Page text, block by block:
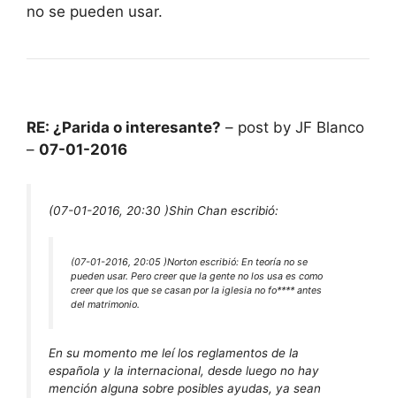
no se pueden usar.
RE: ¿Parida o interesante? – post by JF Blanco
– 07-01-2016
(07-01-2016, 20:30 )Shin Chan escribió:
(07-01-2016, 20:05 )Norton escribió: En teoría no se
pueden usar. Pero creer que la gente no los usa es como
creer que los que se casan por la iglesia no fo**** antes
del matrimonio.
En su momento me leí los reglamentos de la
española y la internacional, desde luego no hay
mención alguna sobre posibles ayudas, ya sean